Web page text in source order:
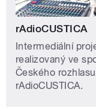
rAdioCUSTICA
Intermediální
realizovaný ve
Českého
rAdioCUSTICA.